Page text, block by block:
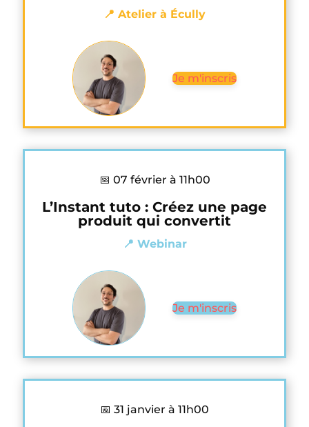
📍 Atelier à Écully
Je m'inscris
📅 07 février à 11h00
L’Instant tuto : Créez une page
produit qui convertit
📍 Webinar
Je m'inscris
📅 31 janvier à 11h00